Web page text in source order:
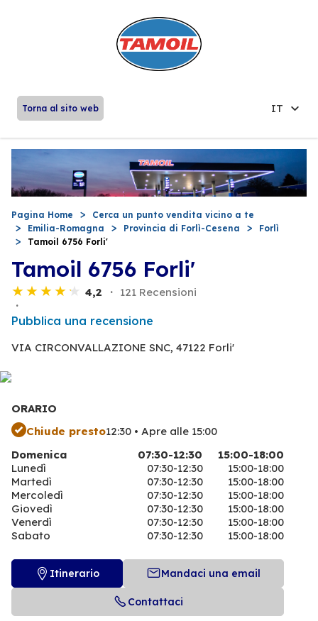
Torna al sito web IT
Pagina Home
Cerca un punto vendita vicino a te
Emilia-Romagna
Provincia di Forlì-Cesena
Forlì
Tamoil 6756 Forli'
Tamoil 6756 Forli'
4,2 121 Recensioni
Pubblica una recensione
VIA CIRCONVALLAZIONE SNC, 47122 Forli'
ORARIO
Chiude presto12:30 • Apre alle 15:00
Domenica
07:30-12:30
15:00-18:00
Lunedì
07:30-12:30
15:00-18:00
Martedì
07:30-12:30
15:00-18:00
Mercoledì
07:30-12:30
15:00-18:00
Giovedì
07:30-12:30
15:00-18:00
Venerdì
07:30-12:30
15:00-18:00
Sabato
07:30-12:30 15:00-18:00
Itinerario Mandaci una email
Contattaci